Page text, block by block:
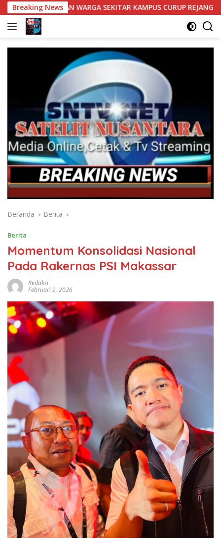
Langsung
ke
konten
Breaking News
SEKITAR KAMPUS CURUP REJANG LEBONG
Beranda Berita
Berita
Momentum Konsolidasi Nasional
Pada Rakernas PSI Makassar
Redaksi
Februari 2, 2026